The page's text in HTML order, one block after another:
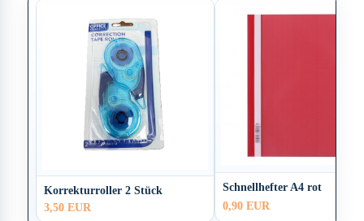
Korrekturroller 2 Stück
3,50 EUR
Schnellhefter A4 rot
0,90 EUR